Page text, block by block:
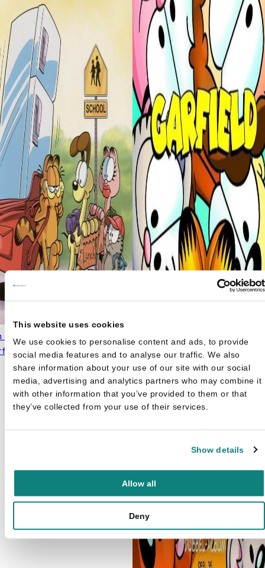
This website uses cookies
We use cookies to personalise content and ads, to provide
social media features and to analyse our traffic. We also
share information about your use of our site with our social
media, advertising and analytics partners who may combine it
with other information that you’ve provided to them or that
they’ve collected from your use of their services.
Show details
Allow all
Deny
Album 127 €5,95